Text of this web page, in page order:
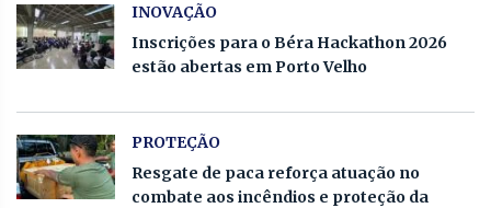
INOVAÇÃO
Inscrições para o Béra Hackathon 2026
estão abertas em Porto Velho
PROTEÇÃO
Resgate de paca reforça atuação no
combate aos incêndios e proteção da